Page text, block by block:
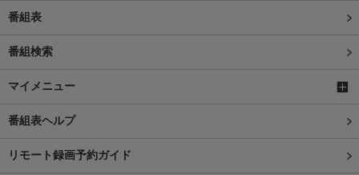
番組表
番組検索
マイメニュー
番組表ヘルプ
リモート録画予約ガイド